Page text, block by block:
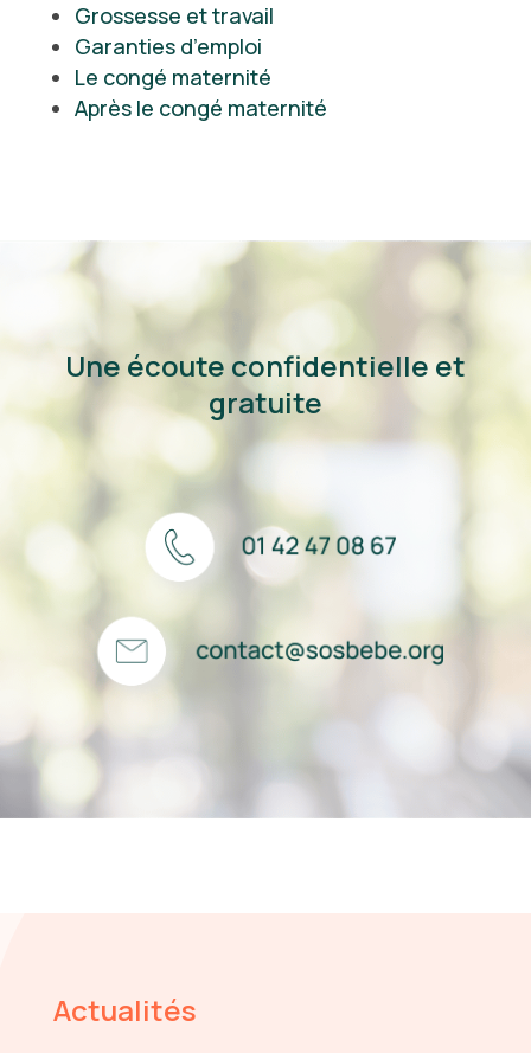
Grossesse et travail
Garanties d’emploi
Le congé maternité
Après le congé maternité
Une écoute confidentielle et
gratuite
Actualités